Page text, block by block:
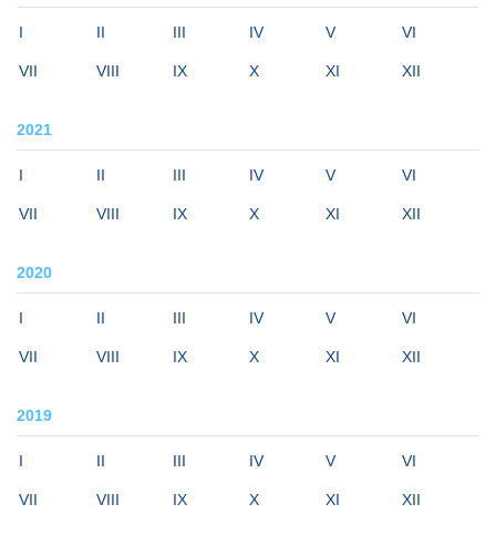
I II III IV V VI
VII VIII IX X XI XII
2021
I II III IV V VI
VII VIII IX X XI XII
2020
I II III IV V VI
VII VIII IX X XI XII
2019
I II III IV V VI
VII VIII IX X XI XII